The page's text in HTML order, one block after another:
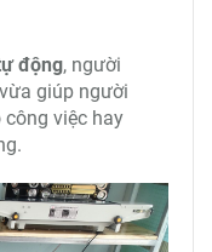
động, người
giúp người
việc hay